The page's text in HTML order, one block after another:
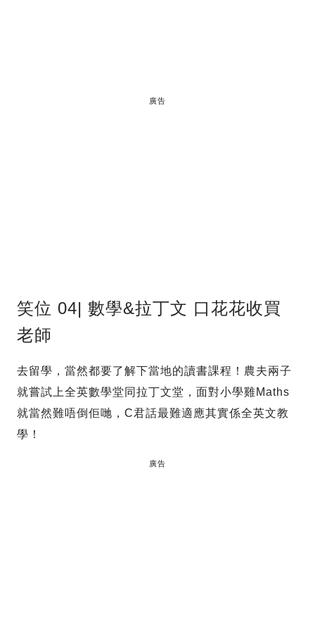
廣告
笑位 04| 數學&拉丁文 口花花收買
老師
去留學，當然都要了解下當地的讀書課程！農夫兩子
就嘗試上全英數學堂同拉丁文堂，面對小學雞Maths
就當然難唔倒佢哋，C君話最難適應其實係全英文教
學！
廣告